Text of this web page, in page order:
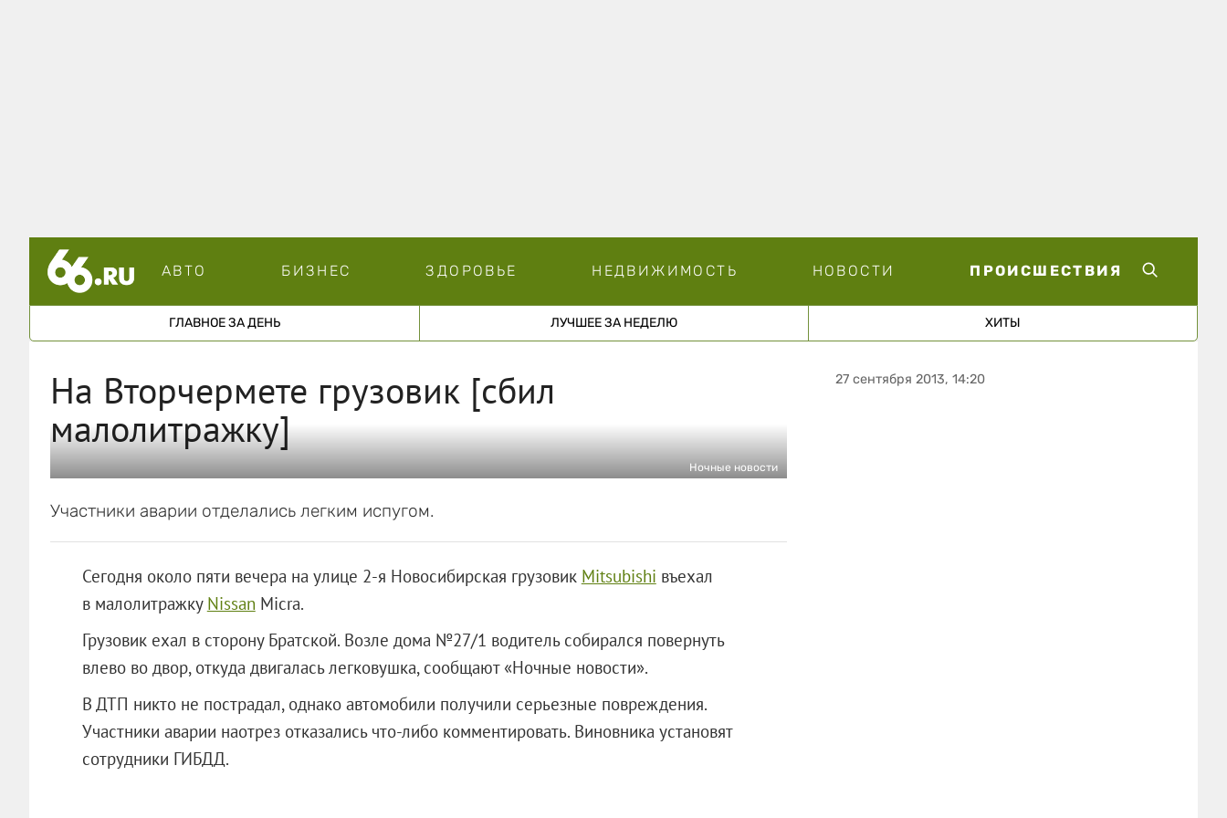
АВТО БИЗНЕС ЗДОРОВЬЕ НЕДВИЖИМОСТЬ НОВОСТИ ПРОИСШЕСТВИЯ
ГЛАВНОЕ ЗА ДЕНЬ ЛУЧШЕЕ ЗА НЕДЕЛЮ ХИТЫ
На Вторчермете грузовик [сбил
малолитражку]
Ночные новости
Участники аварии отделались легким испугом.
Сегодня около пяти вечера на улице 2-я Новосибирская грузовик Mitsubishi въехал
в малолитражку Nissan Micra.
Грузовик ехал в сторону Братской. Возле дома №27/1 водитель собирался повернуть
влево во двор, откуда двигалась легковушка, сообщают «Ночные новости».
В ДТП никто не пострадал, однако автомобили получили серьезные повреждения.
Участники аварии наотрез отказались что-либо комментировать. Виновника установят
сотрудники ГИБДД.
27 сентября 2013, 14:20